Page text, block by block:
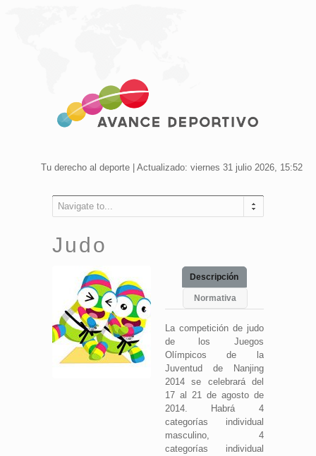
Tu derecho al deporte | Actualizado: viernes 31 julio 2026, 15:52
Navigate to...
Judo
Descripción
Normativa
La competición de judo
de los Juegos
Olímpicos de la
Juventud de Nanjing
2014 se celebrará del
17 al 21 de agosto de
2014. Habrá 4
categorías individual
masculino, 4
categorías individual